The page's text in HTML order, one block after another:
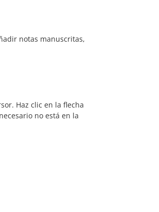
notas manuscritas,
Haz clic en la flecha
no está en la